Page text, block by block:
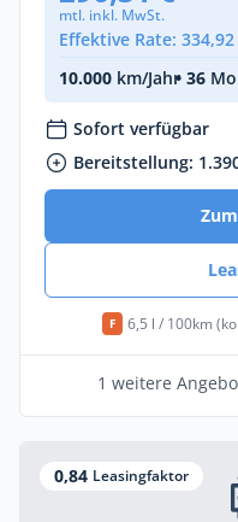
mtl. inkl. MwSt.
Effektive Rate: 334,92
10.000 km/Jahr• 36
Sofort verfügbar
Bereitstellung:
F 6,5 l / 100km
1 weitere
0,84 Leasingfaktor